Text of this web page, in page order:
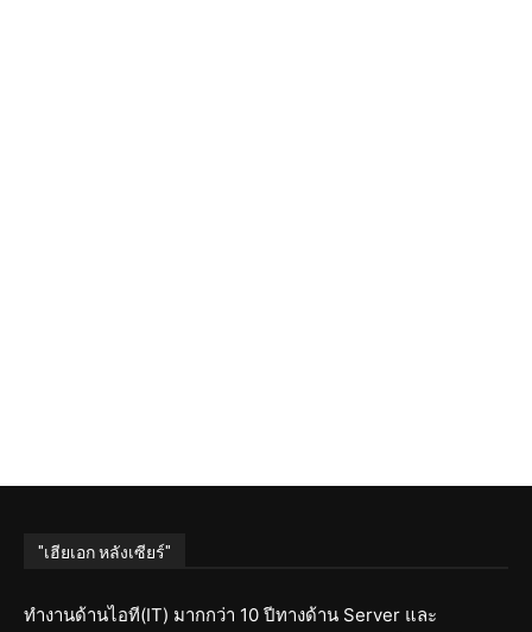
"เฮียเอก หลังเซียร์"
ทำงานด้านไอที(IT) มากกว่า 10 ปีทางด้าน Server และ